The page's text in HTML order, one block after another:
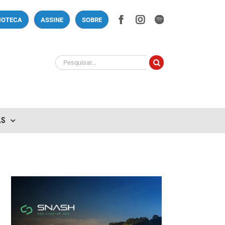
ASSINE SOBRE Facebook
Instagram
Spotify
Buscar
resultados